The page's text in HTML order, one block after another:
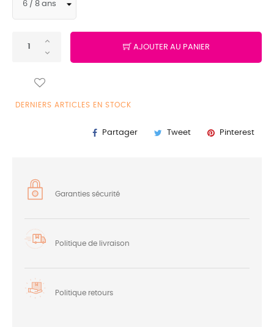
AJOUTER AU PANIER
DERNIERS ARTICLES EN STOCK
Partager Tweet Pinterest
Garanties sécurité
Politique de livraison
Politique retours